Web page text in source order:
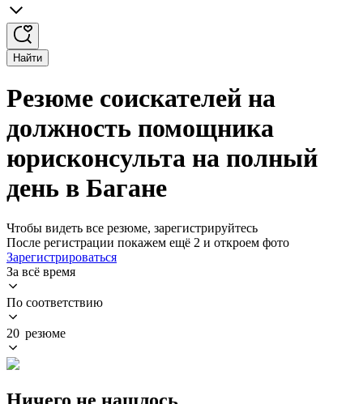
Найти
Резюме соискателей на
должность помощника
юрисконсульта на полный
день в Багане
Чтобы видеть все резюме, зарегистрируйтесь
После регистрации покажем ещё 2 и откроем фото
Зарегистрироваться
За всё время
По соответствию
20 резюме
Ничего не нашлось